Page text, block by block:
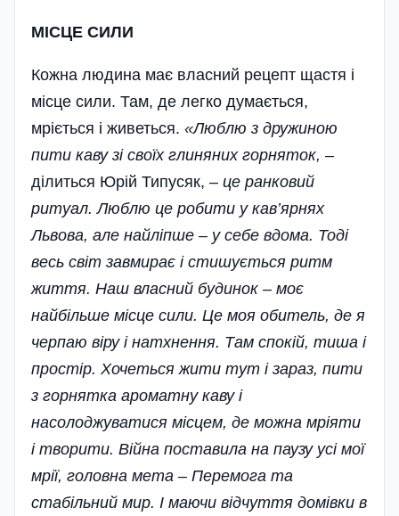
МІСЦЕ СИЛИ
Кожна людина має власний рецепт щастя і
місце сили. Там, де легко думається,
мріється і живеться. «Люблю з дружиною
пити каву зі своїх глиняних горняток, –
ділиться Юрій Типусяк, – це ранковий
ритуал. Люблю це робити у кав’ярнях
Львова, але найліпше – у себе вдома. Тоді
весь світ завмирає і стишується ритм
життя. Наш власний будинок – моє
найбільше місце сили. Це моя обитель, де я
черпаю віру і натхнення. Там спокій, тиша і
простір. Хочеться жити тут і зараз, пити
з горнятка ароматну каву і
насолоджуватися місцем, де можна мріяти
і творити. Війна поставила на паузу усі мої
мрії, головна мета – Перемога та
стабільний мир. І маючи відчуття домівки в